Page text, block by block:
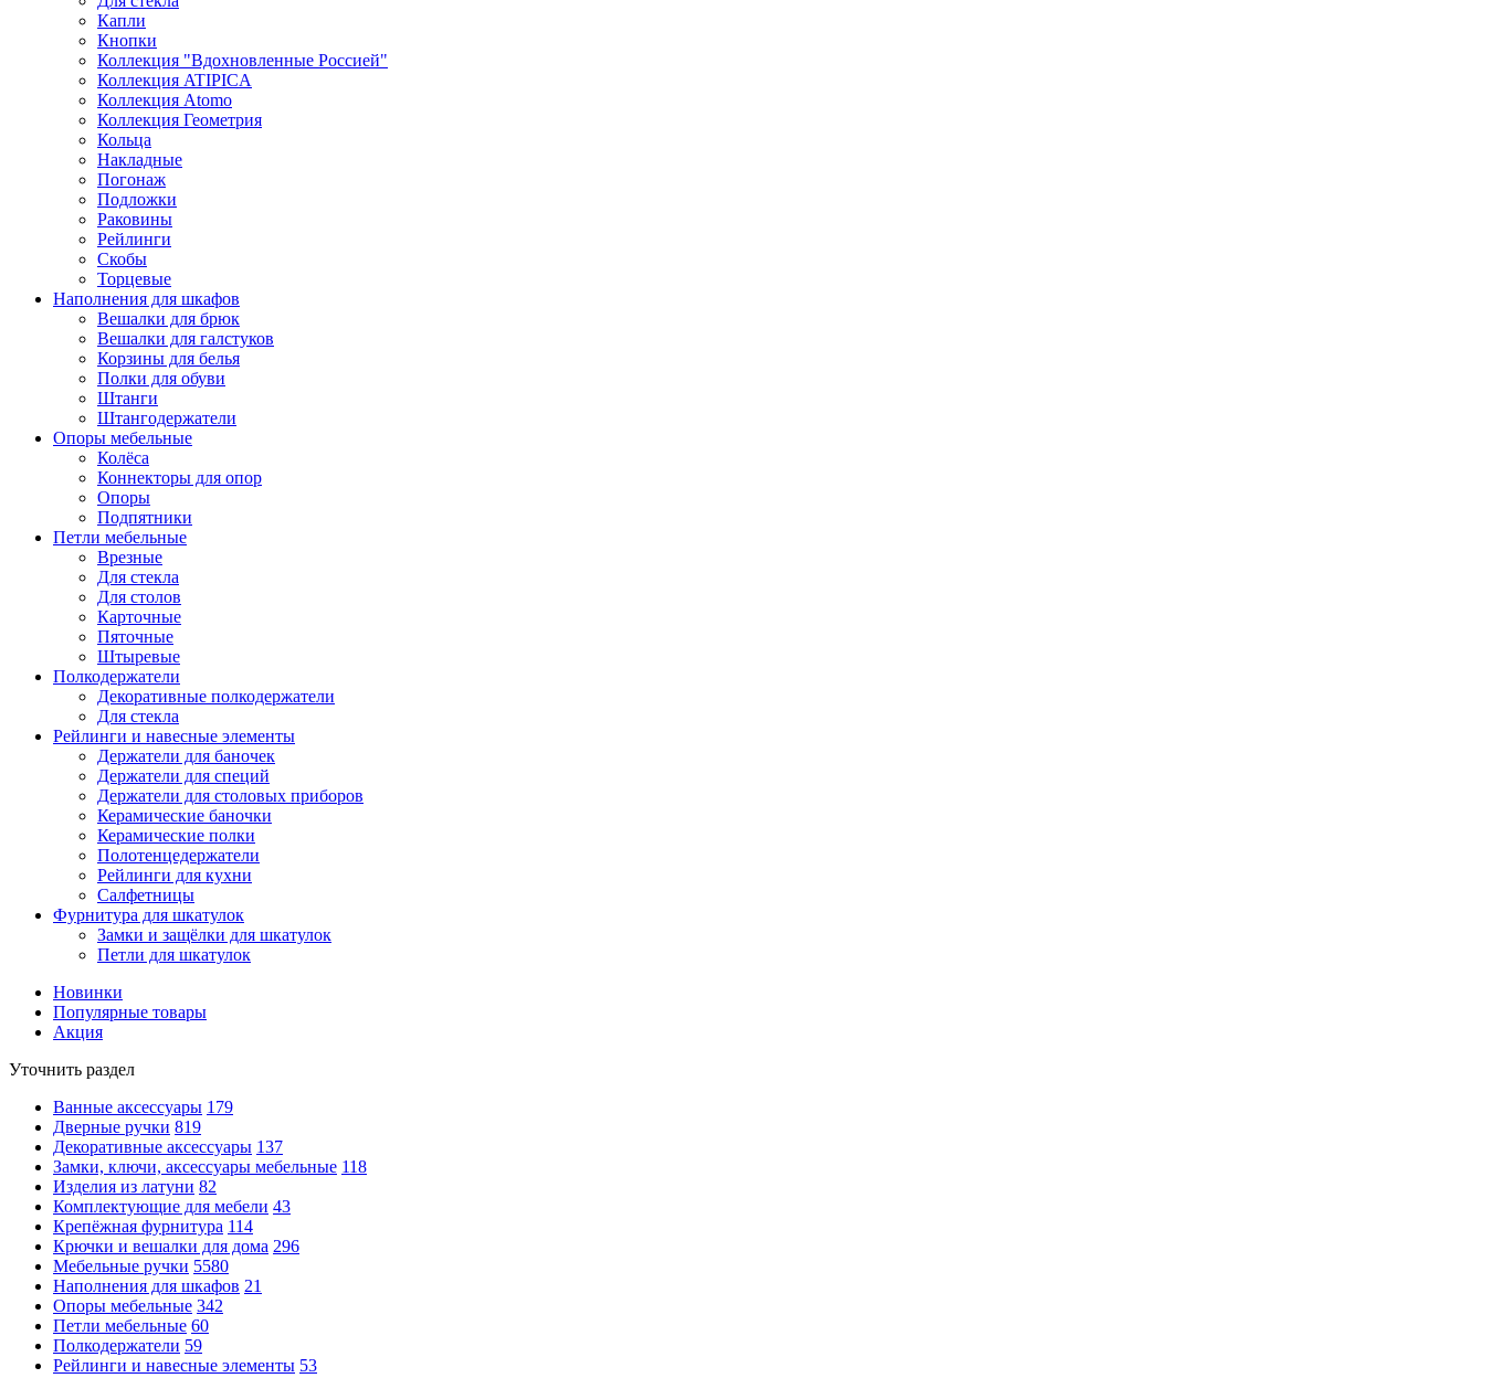
Капли
Кнопки
Коллекция "Вдохновленные Россией"
Коллекция ATIPICA
Коллекция Atomo
Коллекция Геометрия
Кольца
Накладные
Погонаж
Подложки
Раковины
Рейлинги
Скобы
Торцевые
Наполнения для шкафов
Вешалки для брюк
Вешалки для галстуков
Корзины для белья
Полки для обуви
Штанги
Штангодержатели
Опоры мебельные
Колёса
Коннекторы для опор
Опоры
Подпятники
Петли мебельные
Врезные
Для стекла
Для столов
Карточные
Пяточные
Штыревые
Полкодержатели
Декоративные полкодержатели
Для стекла
Рейлинги и навесные элементы
Держатели для баночек
Держатели для специй
Держатели для столовых приборов
Керамические баночки
Керамические полки
Полотенцедержатели
Рейлинги для кухни
Салфетницы
Фурнитура для шкатулок
Замки и защёлки для шкатулок
Петли для шкатулок
Новинки
Популярные товары
Акция
Уточнить раздел
Ванные аксессуары 179
Дверные ручки 819
Декоративные аксессуары 137
Замки, ключи, аксессуары мебельные 118
Изделия из латуни 82
Комплектующие для мебели 43
Крепёжная фурнитура 114
Крючки и вешалки для дома 296
Мебельные ручки 5580
Наполнения для шкафов 21
Опоры мебельные 342
Петли мебельные 60
Полкодержатели 59
Рейлинги и навесные элементы 53